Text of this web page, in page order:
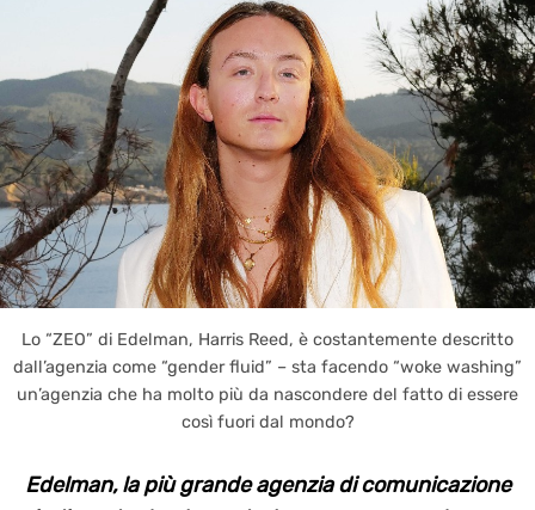
Lo “ZEO” di Edelman, Harris Reed, è costantemente descritto
dall’agenzia come “gender fluid” – sta facendo “woke washing”
un’agenzia che ha molto più da nascondere del fatto di essere
così fuori dal mondo?
Edelman, la più grande agenzia di comunicazione